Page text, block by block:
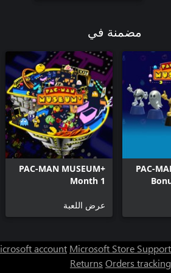
مضمنة في
PAC-
PAC-MAN MUSEUM+
Month 1
عرض اللعبة
account Microsoft Store Support
Returns Orders tracking